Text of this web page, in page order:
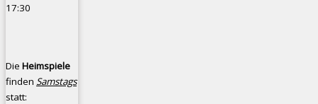
17:30
Die Heimspiele
finden Samstags
statt: